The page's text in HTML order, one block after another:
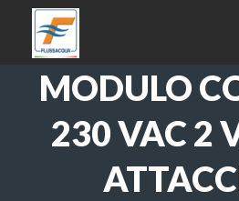
MODULO
230 VAC 2